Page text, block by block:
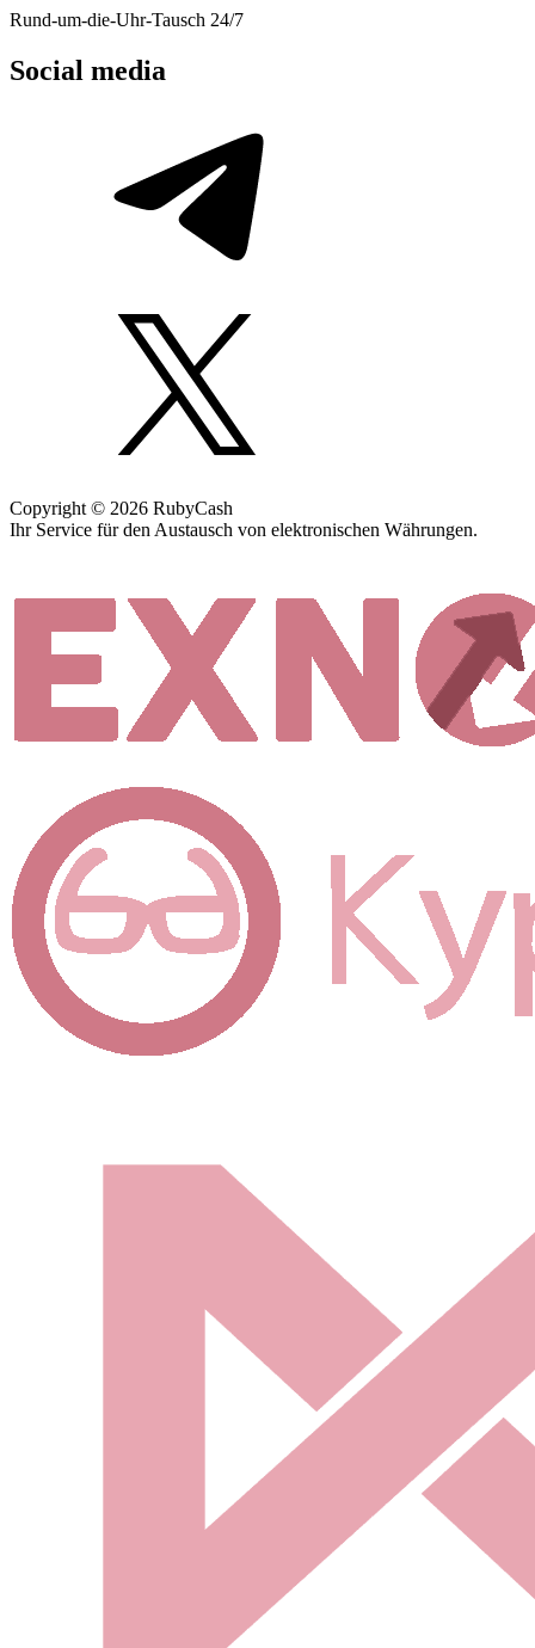
Rund-um-die-Uhr-Tausch 24/7
Social media
Copyright © 2026 RubyCash
Ihr Service für den Austausch von elektronischen Währungen.